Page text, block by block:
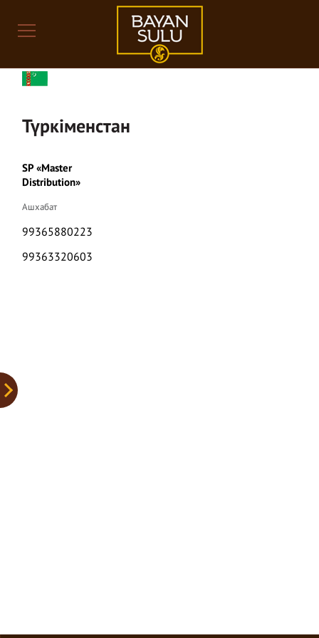
Түркіменстан
SP «Master
Distribution»
Ашхабат
99365880223
99363320603